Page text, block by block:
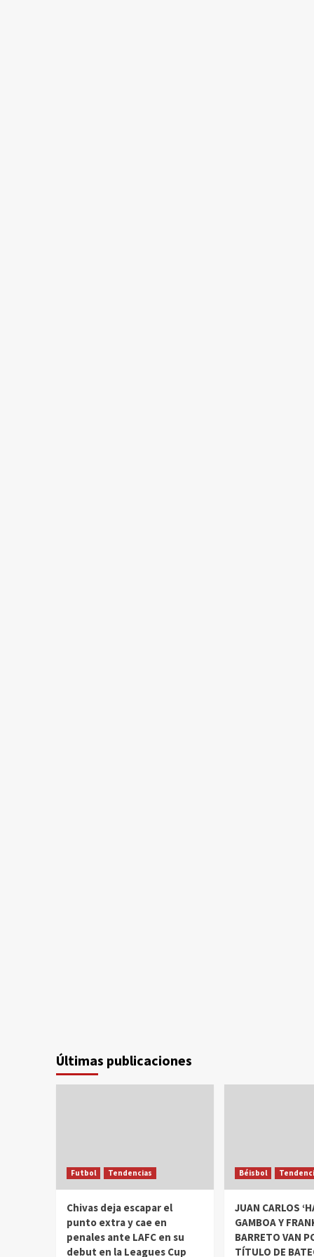
Últimas publicaciones
Futbol Tendencias
Chivas deja escapar el
punto extra y cae en
penales ante LAFC en su
debut en la Leagues Cup
Béisbol
JUAN CARLOS
GAMBOA Y
BARRETO VAN
TÍTULO DE